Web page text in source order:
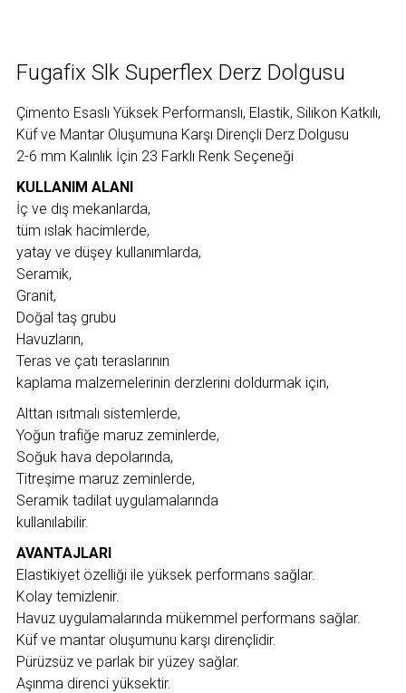
Fugafix Slk Superflex Derz Dolgusu
Çimento Esaslı Yüksek Performanslı, Elastik, Silikon Katkılı,
Küf ve Mantar Oluşumuna Karşı Dirençli Derz Dolgusu
2-6 mm Kalınlık İçin 23 Farklı Renk Seçeneği
KULLANIM ALANI
İç ve dış mekanlarda,
tüm ıslak hacimlerde,
yatay ve düşey kullanımlarda,
Seramik,
Granit,
Doğal taş grubu
Havuzların,
Teras ve çatı teraslarının
kaplama malzemelerinin derzlerini doldurmak için,
Alttan ısıtmalı sistemlerde,
Yoğun trafiğe maruz zeminlerde,
Soğuk hava depolarında,
Titreşime maruz zeminlerde,
Seramik tadilat uygulamalarında
kullanılabilir.
AVANTAJLARI
Elastikiyet özelliği ile yüksek performans sağlar.
Kolay temizlenir.
Havuz uygulamalarında mükemmel performans sağlar.
Küf ve mantar oluşumunu karşı dirençlidir.
Pürüzsüz ve parlak bir yüzey sağlar.
Aşınma direnci yüksektir.